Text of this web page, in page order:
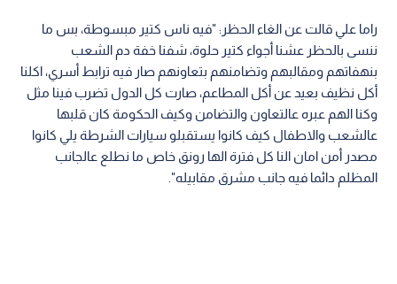
راما علي قالت عن الغاء الحظر: "فيه ناس كتير مبسوطة، بس ما
ننسى بالحظر عشنا أجواء كتير حلوة، شفنا خفة دم الشعب
بنهفاتهم ومقالبهم وتضامنهم بتعاونهم صار فيه ترابط أسري، اكلنا
أكل نظيف بعيد عن أكل المطاعم، صارت كل الدول تضرب فينا مثل
وكنا الهم عبره عالتعاون والتضامن وكيف الحكومة كان قلبها
عالشعب والاطفال كيف كانوا يستقبلو سيارات الشرطة يلي كانوا
مصدر أمن امان النا كل فترة الها رونق خاص ما نطلع عالجانب
المظلم دائما فيه جانب مشرق مقابيله".